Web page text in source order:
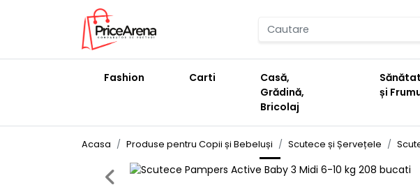
Fashion Carti
Casă,
Grădină,
Bricolaj
și
Acasa Produse pentru Copii și Bebeluși Scutece și Șervețele
Previous